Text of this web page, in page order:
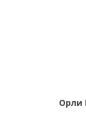
Орли